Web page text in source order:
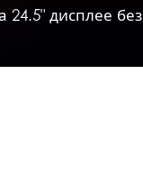
дисплее без